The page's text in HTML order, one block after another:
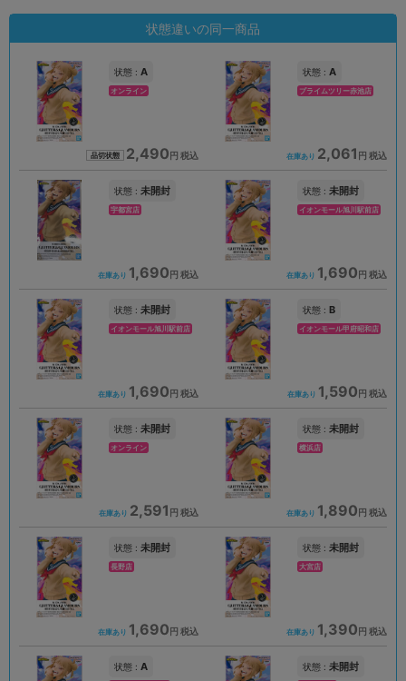
状態違いの同一商品
状態 : A
オンライン
品切状態 2,490 円 税込
状態 : A
プライムツリー赤池店
在庫あり 2,061 円 税込
状態 : 未開封
宇都宮店
在庫あり 1,690 円 税込
状態 : 未開封
イオンモール旭川駅前店
在庫あり 1,690 円 税込
状態 : 未開封
イオンモール旭川駅前店
在庫あり 1,690 円 税込
状態 : B
イオンモール甲府昭和店
在庫あり 1,590 円 税込
状態 : 未開封
オンライン
在庫あり 2,591 円 税込
状態 : 未開封
横浜店
在庫あり 1,890 円 税込
状態 : 未開封
長野店
在庫あり 1,690 円 税込
状態 : 未開封
大宮店
在庫あり 1,390 円 税込
状態 : A 状態 : 未開封